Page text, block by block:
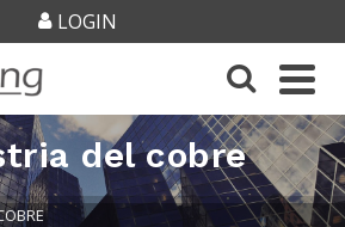
LOGIN
del cobre